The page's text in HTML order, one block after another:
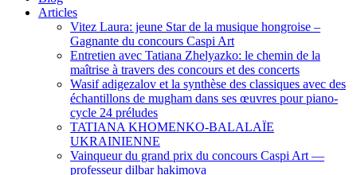
Articles
Vitez Laura: jeune Star de la musique hongroise –
Gagnante du concours Caspi Art
Entretien avec Tatiana Zhelyazko: le chemin de la
maîtrise à travers des concours et des concerts
Wasif adigezalov et la synthèse des classiques avec des
échantillons de mugham dans ses œuvres pour piano-
cycle 24 préludes
TATIANA KHOMENKO-BALALAÏE
UKRAINIENNE
Vainqueur du grand prix du concours Caspi Art —
professeur dilbar hakimova